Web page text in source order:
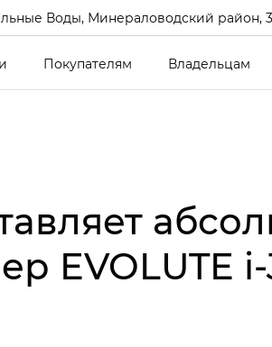
Воды, Минераловодский район,
Покупателям Владельцам
EVOLUTE